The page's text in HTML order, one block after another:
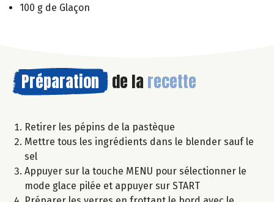
100 g de Glaçon
Préparation de la recette
Retirer les pépins de la pastèque
Mettre tous les ingrédients dans le blender sauf le
sel
Appuyer sur la touche MENU pour sélectionner le
mode glace pilée et appuyer sur START